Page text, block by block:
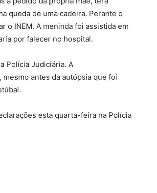
queda de uma cadeira. Perante o
o INEM. A meninda foi assistida em
por falecer no hospital.
Polícia Judiciária. A
antes da autópsia que foi
esta quarta-feira na Polícia